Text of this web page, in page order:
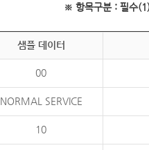
※ 항목구분 : 필수
샘플 데이터
00
NORMAL SERVICE
10